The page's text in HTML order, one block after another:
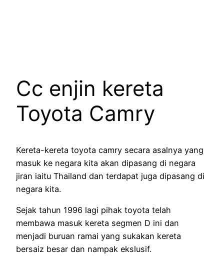
Cc enjin kereta
Toyota Camry
Kereta-kereta toyota camry secara asalnya yang
masuk ke negara kita akan dipasang di negara
jiran iaitu Thailand dan terdapat juga dipasang di
negara kita.
Sejak tahun 1996 lagi pihak toyota telah
membawa masuk kereta segmen D ini dan
menjadi buruan ramai yang sukakan kereta
bersaiz besar dan nampak ekslusif.